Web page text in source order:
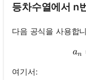
등차수열에서 n
다음 공식을 사용합
an
여기서: